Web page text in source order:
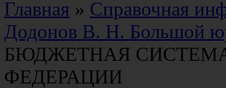
Главная » Справочная
Додонов В. Н. Большой
БЮДЖЕТНАЯ
ФЕДЕРАЦИИ